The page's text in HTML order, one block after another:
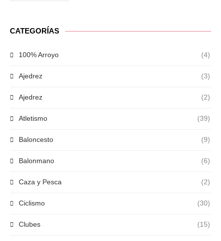
CATEGORÍAS
100% Arroyo (4)
Ajedrez (3)
Ajedrez (2)
Atletismo (39)
Baloncesto (9)
Balonmano (6)
Caza y Pesca (2)
Ciclismo (30)
Clubes (15)